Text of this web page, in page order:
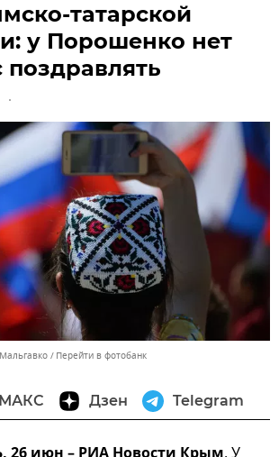
татарской
у Порошенко нет
поздравлять
Перейти в фотобанк
МАКС Дзен Telegram